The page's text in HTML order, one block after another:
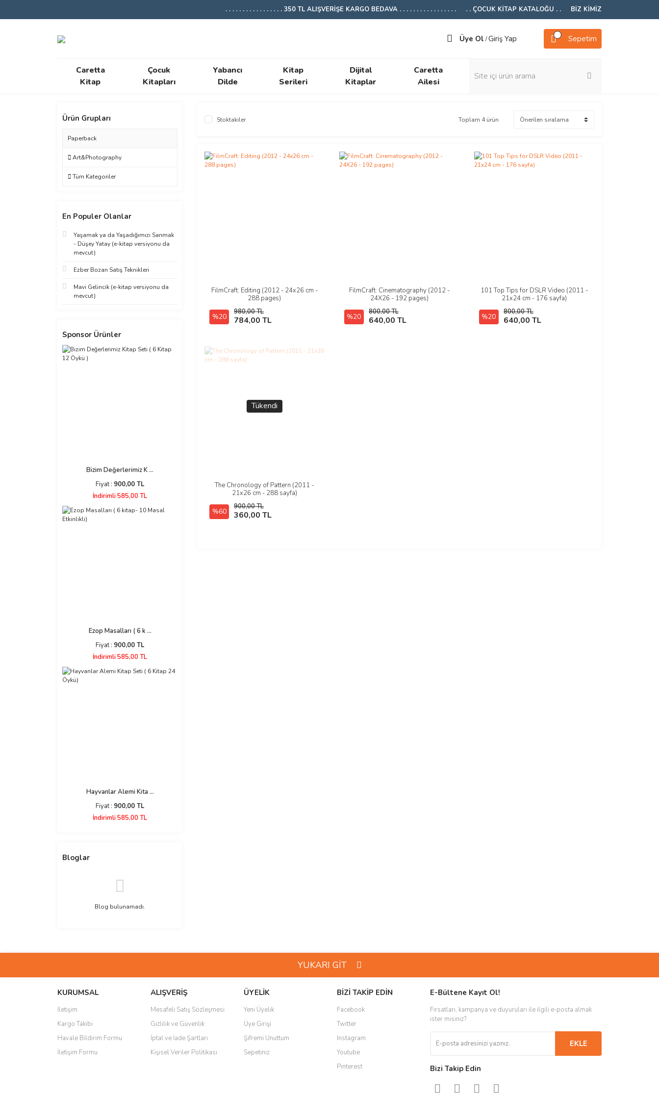
. . . . . . . . . . . . . . . . . 350 TL ALIŞVERİŞE KARGO BEDAVA . . . . . . . . . . . . . . . . . . . ÇOCUK KİTAP KATALOĞU . . BİZ KİMİZ
Üye Ol /Giriş Yap Sepetim
Caretta
Kitap
Çocuk
Kitapları
Yabancı
Dilde
Kitap
Serileri
Dijital
Kitaplar
Caretta
Ailesi
Ürün Grupları
Paperback
Art&Photography
Tüm Kategoriler
En Populer Olanlar
Yaşamak ya da Yaşadığımızı Sanmak
- Düşey Yatay (e-kitap versiyonu da
mevcut)
Ezber Bozan Satış Teknikleri
Mavi Gelincik (e-kitap versiyonu da
mevcut)
Sponsor Ürünler
Bizim Değerlerimiz K ...
Fiyat : 900,00 TL
İndirimli 585,00 TL
Ezop Masalları ( 6 k ...
Fiyat : 900,00 TL
İndirimli 585,00 TL
Hayvanlar Alemi Kita ...
Fiyat : 900,00 TL
İndirimli 585,00 TL
Bloglar
Blog bulunamadı.
Stoktakiler Toplam 4 ürün
FilmCraft: Editing (2012 - 24x26 cm -
288 pages)
%20
980,00 TL
784,00 TL
İncele
Hızlı Satın Al
FilmCraft: Cinematography (2012 -
24X26 - 192 pages)
%20
800,00 TL
640,00 TL
İncele
Hızlı Satın Al
101 Top Tips for DSLR Video (2011 -
21x24 cm - 176 sayfa)
%20
800,00 TL
640,00 TL
İncele
Hızlı Satın Al
Tükendi
The Chronology of Pattern (2011 -
21x26 cm - 288 sayfa)
%60
900,00 TL
360,00 TL
İncele
Stokta Yok
YUKARI GİT
KURUMSAL
İletişim
Kargo Takibi
Havale Bildirim Formu
İletişim Formu
ALIŞVERİŞ
Mesafeli Satış Sözleşmesi
Gizlilik ve Güvenlik
İptal ve İade Şartları
Kişisel Veriler Politikası
ÜYELİK
Yeni Üyelik
Üye Girişi
Şifremi Unuttum
Sepetiniz
BİZİ TAKİP EDİN
Facebook
Twitter
Instagram
Youtube
Pinterest
E-Bültene Kayıt Ol!
Fırsatları, kampanya ve duyuruları ile ilgili e-posta almak
ister misiniz?
EKLE
Bizi Takip Edin